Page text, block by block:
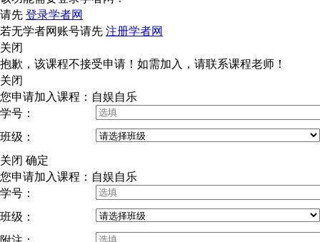
请先登录学者网
若无学者网账号请先注册学者网
关闭
抱歉，该课程不接受申请！如需加入，请联系课程老师！
关闭
您申请加入课程：自娱自乐
学号：
班级：
关闭 确定
您申请加入课程：自娱自乐
学号：
班级：